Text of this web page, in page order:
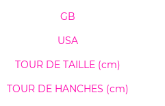
GB
USA
TOUR DE TAILLE (cm)
TOUR DE HANCHES (cm)